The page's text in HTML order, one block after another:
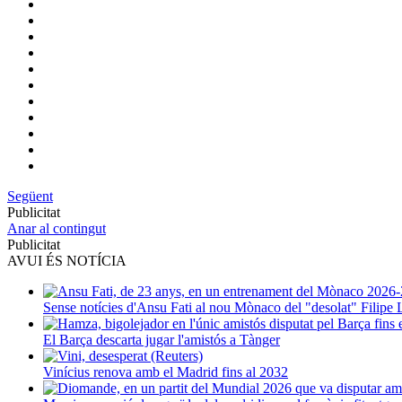
Següent
Publicitat
Anar al contingut
Publicitat
AVUI ÉS NOTÍCIA
Sense notícies d'Ansu Fati al nou Mònaco del "desolat" Filipe
El Barça descarta jugar l'amistós a Tànger
Vinícius renova amb el Madrid fins al 2032